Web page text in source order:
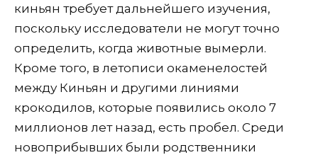
киньян требует дальнейшего изучения,
поскольку исследователи не могут точно
определить, когда животные вымерли.
Кроме того, в летописи окаменелостей
между Киньян и другими линиями
крокодилов, которые появились около 7
миллионов лет назад, есть пробел. Среди
новоприбывших были родственники